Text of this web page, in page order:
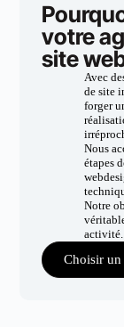
votre
site
Avec
de site
forger
Nous
étapes
Notre
activité.
Choisir un